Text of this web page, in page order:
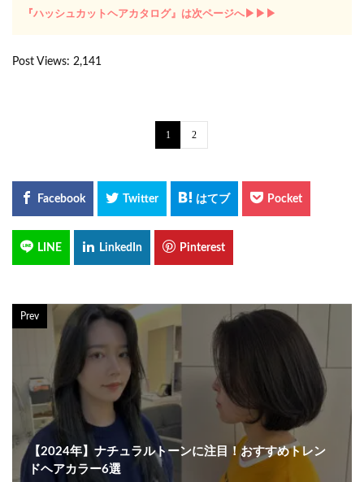
『ハッシュカットヘアカタログ』は次ページへ▶︎▶︎▶︎
Post Views: 2,141
1 2
Prev
【2024年】ナチュラルトーンに注目！おすすめトレン
ドヘアカラー6選